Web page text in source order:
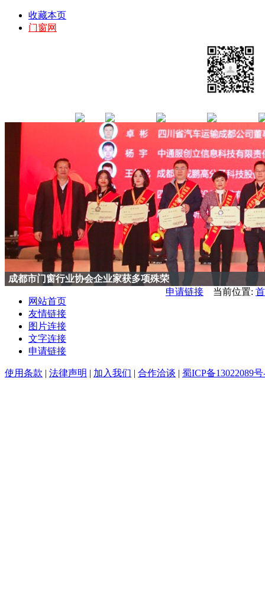
收藏本页
门窗网
企业抢风口、消费者仍观望 中国智能家居行业“单相思”
网站首页
友情链接
图片连接
文字连接
申请链接
申请链接 当前位置:
使用条款 | 法律声明 | 加入我们 | 合作洽谈 | 蜀ICP备13022089号